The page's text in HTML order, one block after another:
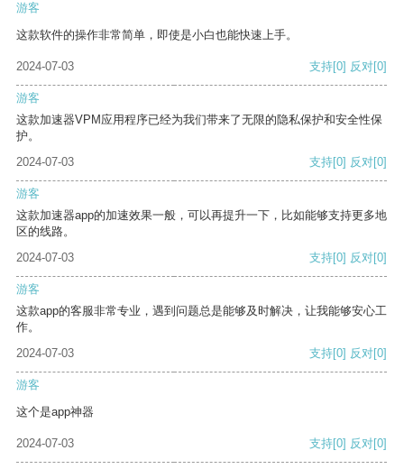
游客
这款软件的操作非常简单，即使是小白也能快速上手。
2024-07-03 支持[0] 反对[0]
游客
这款加速器VPM应用程序已经为我们带来了无限的隐私保护和安全性保
护。
2024-07-03
支持[0] 反对[0]
游客
这款加速器app的加速效果一般，可以再提升一下，比如能够支持更多地
区的线路。
2024-07-03
支持[0] 反对[0]
游客
这款app的客服非常专业，遇到问题总是能够及时解决，让我能够安心工
作。
2024-07-03
支持[0] 反对[0]
游客
这个是app神器
2024-07-03 支持[0] 反对[0]